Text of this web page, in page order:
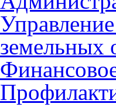
земельных